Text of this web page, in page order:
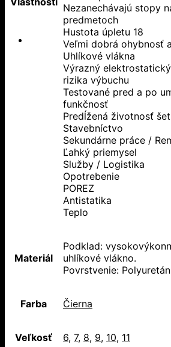
Nezanechávajú stopy
predmetoch
Hustota úpletu 18
Veľmi dobrá ohybnosť
Uhlíkové vlákna
Výrazný
rizika výbuchu
Testované pred a po
funkčnosť
Predĺžená životnosť
Stavebníctvo
Sekundárne práce /
Ľahký priemysel
Služby / Logistika
Opotrebenie
POREZ
Antistatika
Teplo
Materiál
Podklad:
uhlíkové vlákno.
Povrstvenie:
Farba Čierna
Veľkosť 6, 7, 8, 9, 10, 11